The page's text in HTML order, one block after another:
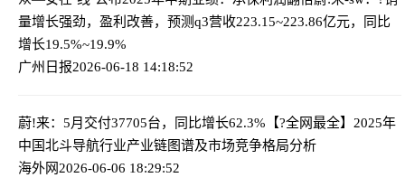
量增长强劲，盈利改善，预测q3营收223.15~223.86亿元，同比
增长19.5%~19.9%
广州日报2026-06-18 14:18:52
蔚!来：5月交付37705台，同比增长62.3% 【?全网最全】2025年
中国北斗导航行业产业链图谱及市场竞争格局分析
海外网2026-06-06 18:29:52